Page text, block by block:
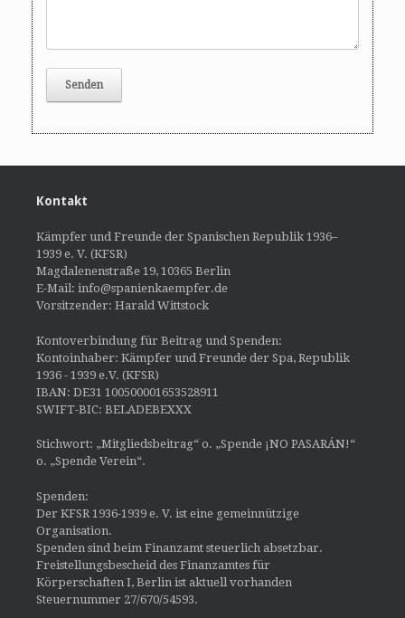
Kontakt
Kämpfer und Freunde der Spanischen Republik 1936–
1939 e. V. (KFSR)
Magdalenenstraße 19, 10365 Berlin
E-Mail: info@spanienkaempfer.de
Vorsitzender: Harald Wittstock
Kontoverbindung für Beitrag und Spenden:
Kontoinhaber: Kämpfer und Freunde der Spa, Republik
1936 - 1939 e.V. (KFSR)
IBAN: DE31 100500001653528911
SWIFT-BIC: BELADEBEXXX
Stichwort: „Mitgliedsbeitrag“ o. „Spende ¡NO PASARÁN!“
o. „Spende Verein“.
Spenden:
Der KFSR 1936-1939 e. V. ist eine gemeinnützige
Organisation.
Spenden sind beim Finanzamt steuerlich absetzbar.
Freistellungsbescheid des Finanzamtes für
Körperschaften I, Berlin ist aktuell vorhanden
Steuernummer 27/670/54593.